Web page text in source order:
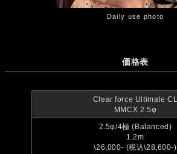
Daily use photo
価格表
Clear force Ultimate CL
MMCX 2.5φ
2.5φ/4極 (Balanced)
1.2m
\26,000- (税込\28,600-)